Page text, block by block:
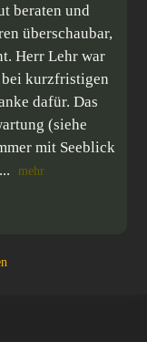
beraten und
überschaubar,
Herr Lehr war
bei kurzfristigen
dafür. Das
(siehe
mit Seeblick
mehr
mehr